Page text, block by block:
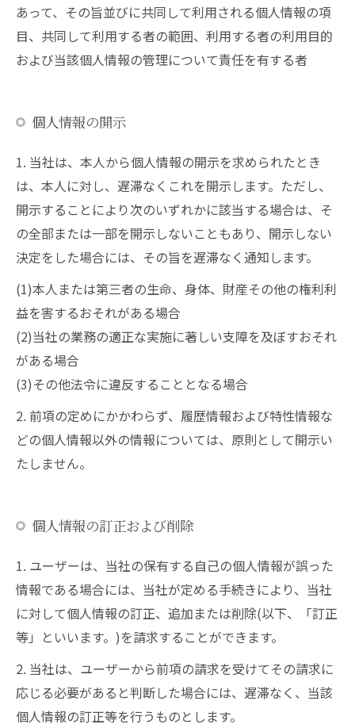
あって、その旨並びに共同して利用される個人情報の項
目、共同して利用する者の範囲、利用する者の利用目的
および当該個人情報の管理について責任を有する者
個人情報の開示
1. 当社は、本人から個人情報の開示を求められたとき
は、本人に対し、遅滞なくこれを開示します。ただし、
開示することにより次のいずれかに該当する場合は、そ
の全部または一部を開示しないこともあり、開示しない
決定をした場合には、その旨を遅滞なく通知します。
(1)本人または第三者の生命、身体、財産その他の権利利
益を害するおそれがある場合
(2)当社の業務の適正な実施に著しい支障を及ぼすおそれ
がある場合
(3)その他法令に違反することとなる場合
2. 前項の定めにかかわらず、履歴情報および特性情報な
どの個人情報以外の情報については、原則として開示い
たしません。
個人情報の訂正および削除
1. ユーザーは、当社の保有する自己の個人情報が誤った
情報である場合には、当社が定める手続きにより、当社
に対して個人情報の訂正、追加または削除(以下、「訂正
等」といいます。)を請求することができます。
2. 当社は、ユーザーから前項の請求を受けてその請求に
応じる必要があると判断した場合には、遅滞なく、当該
個人情報の訂正等を行うものとします。